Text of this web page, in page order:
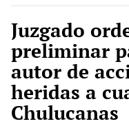
Juzgado
preliminar
autor de
heridas a
Chulucanas